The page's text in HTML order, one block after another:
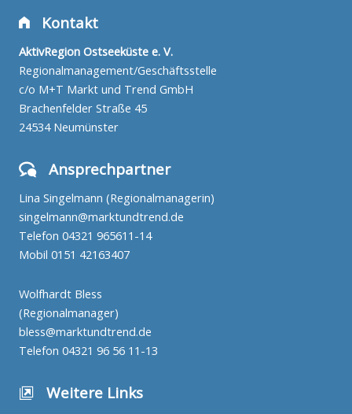
Kontakt
AktivRegion Ostseeküste e. V.
Regionalmanagement/Geschäftsstelle
c/o M+T Markt und Trend GmbH
Brachenfelder Straße 45
24534 Neumünster
Ansprechpartner
Lina Singelmann (Regionalmanagerin)
singelmann@marktundtrend.de
Telefon 04321 965611-14
Mobil 0151 42163407
Wolfhardt Bless
(Regionalmanager)
bless@marktundtrend.de
Telefon 04321 96 56 11-13
Weitere Links